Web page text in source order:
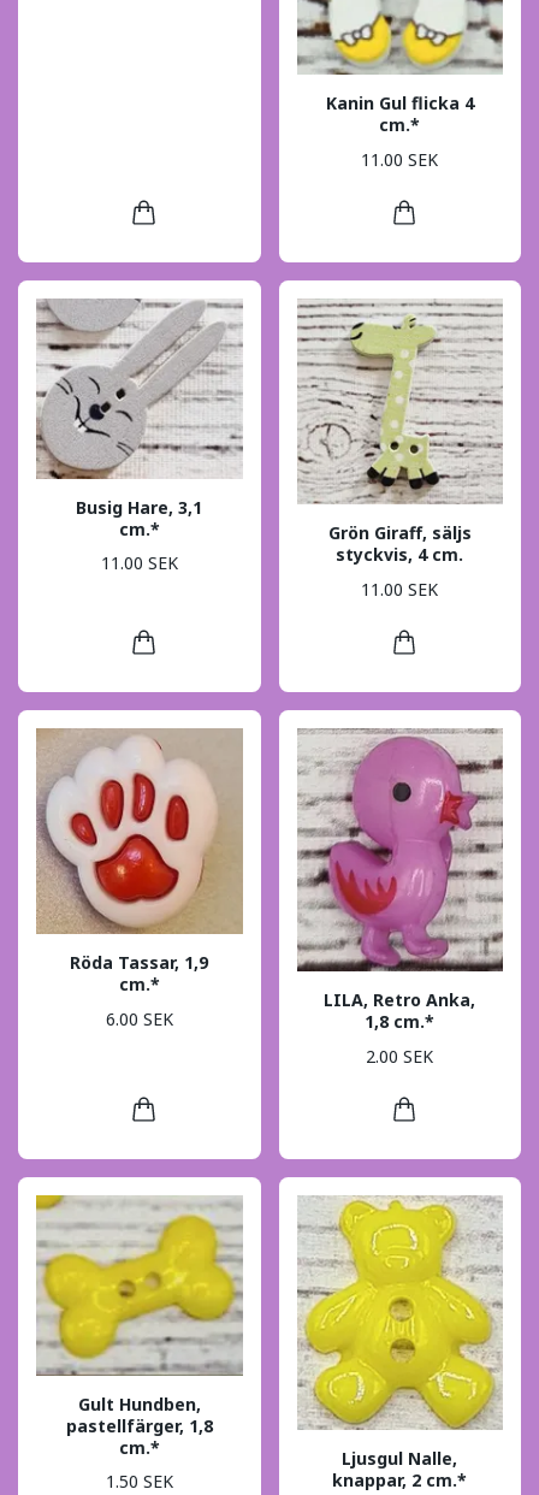
Kanin Gul flicka 4
cm.*
11.00 SEK
Busig Hare, 3,1
cm.*
11.00 SEK
Grön Giraff, säljs
styckvis, 4 cm.
11.00 SEK
Röda Tassar, 1,9
cm.*
6.00 SEK
LILA, Retro Anka,
1,8 cm.*
2.00 SEK
Gult Hundben,
pastellfärger, 1,8
cm.*
1.50 SEK
Ljusgul Nalle,
knappar, 2 cm.*